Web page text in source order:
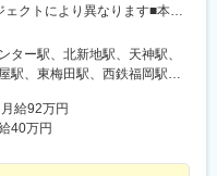
クトにより異なります■本
VIGAS 5F┗「江
」から徒歩8分■北海道支
丁目31-1 RMBld. アクセス：
ス：「国際センター駅」から
■大阪支店：大阪府大阪市北
支店：福岡県福岡市中央区天
ター駅、北新地駅、天神駅、
駅、東梅田駅、西鉄福岡駅、
給92万円
40万円